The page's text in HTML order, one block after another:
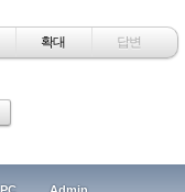
확대 답변